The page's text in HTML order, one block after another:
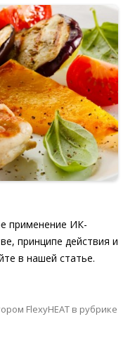
применение ИК-
принципе действия и
в нашей статье.
FlexyHEAT в рубрике